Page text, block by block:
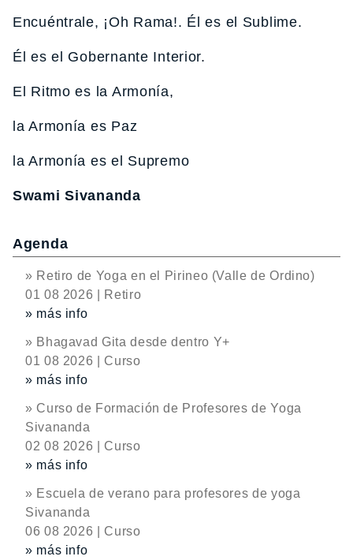
Encuéntrale, ¡Oh Rama!. Él es el Sublime.
Él es el Gobernante Interior.
El Ritmo es la Armonía,
la Armonía es Paz
la Armonía es el Supremo
Swami Sivananda
Agenda
» Retiro de Yoga en el Pirineo (Valle de Ordino)
01 08 2026 | Retiro
» más info
» Bhagavad Gita desde dentro Y+
01 08 2026 | Curso
» más info
» Curso de Formación de Profesores de Yoga
Sivananda
02 08 2026 | Curso
» más info
» Escuela de verano para profesores de yoga
Sivananda
06 08 2026 | Curso
» más info